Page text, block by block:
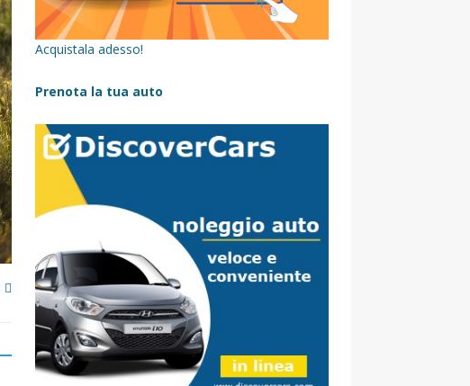
Acquistala adesso!
Prenota la tua auto